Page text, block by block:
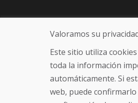
Valoramos su
Este sitio utiliza
toda la información
automáticamente. Si
web, puede